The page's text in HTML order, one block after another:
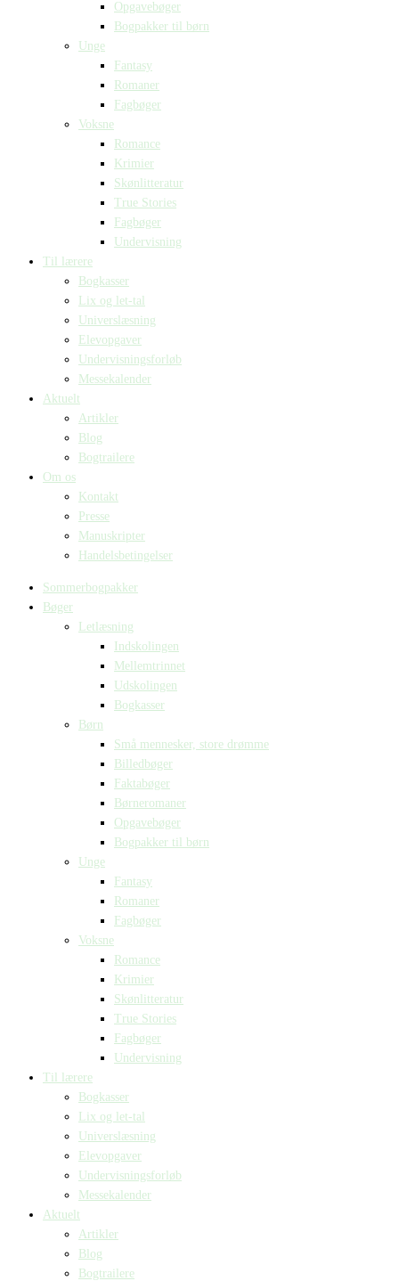
Opgavebøger
Bogpakker til børn
Unge
Fantasy
Romaner
Fagbøger
Voksne
Romance
Krimier
Skønlitteratur
True Stories
Fagbøger
Undervisning
Til lærere
Bogkasser
Lix og let-tal
Universlæsning
Elevopgaver
Undervisningsforløb
Messekalender
Aktuelt
Artikler
Blog
Bogtrailere
Om os
Kontakt
Presse
Manuskripter
Handelsbetingelser
Sommerbogpakker
Bøger
Letlæsning
Indskolingen
Mellemtrinnet
Udskolingen
Bogkasser
Børn
Små mennesker, store drømme
Billedbøger
Faktabøger
Børneromaner
Opgavebøger
Bogpakker til børn
Unge
Fantasy
Romaner
Fagbøger
Voksne
Romance
Krimier
Skønlitteratur
True Stories
Fagbøger
Undervisning
Til lærere
Bogkasser
Lix og let-tal
Universlæsning
Elevopgaver
Undervisningsforløb
Messekalender
Aktuelt
Artikler
Blog
Bogtrailere